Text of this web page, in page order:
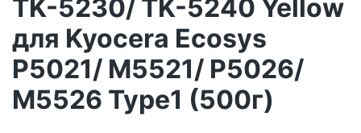
TK-5230/ TK-5240 Yellow
для Kyocera Ecosys
P5021/ M5521/ P5026/
M5526 Type1 (500г)